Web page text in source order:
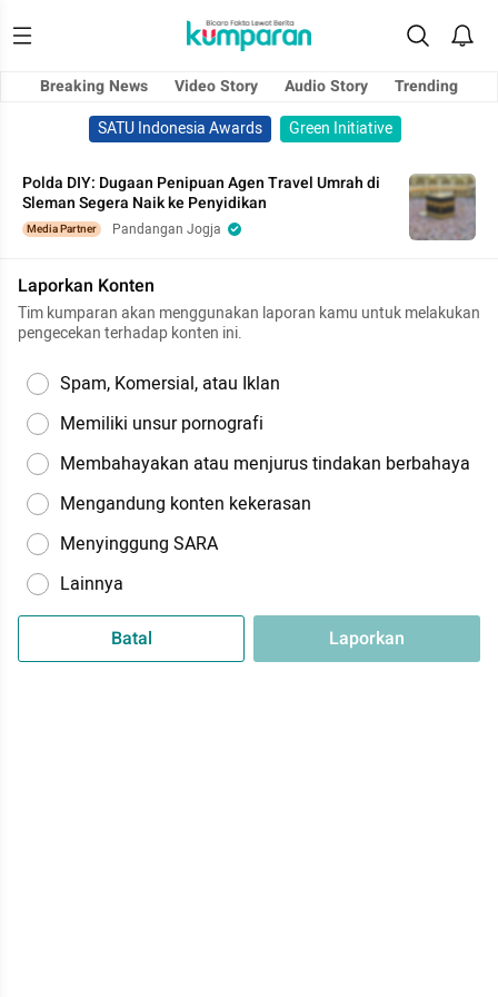
Breaking News Video Story Audio Story
Trending
SATU Indonesia Awards
Green Initiative
Polda DIY: Dugaan Penipuan Agen Travel Umrah di
Sleman Segera Naik ke Penyidikan
Media Partner Pandangan Jogja
Laporkan Konten
Tim kumparan akan menggunakan laporan kamu untuk melakukan
pengecekan terhadap konten ini.
Spam, Komersial, atau Iklan
Memiliki unsur pornografi
Membahayakan atau menjurus tindakan berbahaya
Mengandung konten kekerasan
Menyinggung SARA
Lainnya
Batal Laporkan